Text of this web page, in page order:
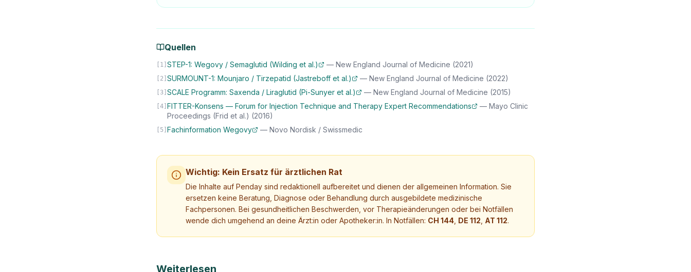
Quellen
1 STEP-1: Wegovy / Semaglutid (Wilding et al.) — New England Journal of Medicine (2021)
2 SURMOUNT-1: Mounjaro / Tirzepatid (Jastreboff et al.) — New England Journal of Medicine (2022)
3 SCALE Programm: Saxenda / Liraglutid (Pi-Sunyer et al.) — New England Journal of Medicine (2015)
4 FITTER-Konsens — Forum for Injection Technique and Therapy Expert Recommendations — Mayo Clinic
Proceedings (Frid et al.) (2016)
5 Fachinformation Wegovy — Novo Nordisk / Swissmedic
Wichtig: Kein Ersatz für ärztlichen Rat
Die Inhalte auf Penday sind redaktionell aufbereitet und dienen der allgemeinen Information. Sie
ersetzen keine Beratung, Diagnose oder Behandlung durch ausgebildete medizinische
Fachpersonen. Bei gesundheitlichen Beschwerden, vor Therapieänderungen oder bei Notfällen
wende dich umgehend an deine Ärzt:in oder Apotheker:in. In Notfällen: CH 144 DE 112 AT 112.
Weiterlesen